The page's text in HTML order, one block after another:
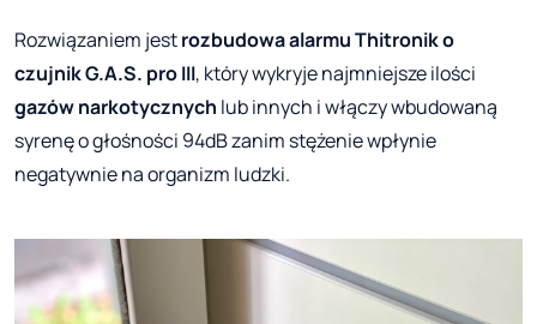
Rozwiązaniem jestrozbudowa alarmu Thitronik o
czujnik G.A.S. pro III, który wykryje najmniejsze ilości
gazów narkotycznych lub innych i włączy wbudowaną
syrenę o głośności 94dB zanim stężenie wpłynie
negatywnie na organizm ludzki.